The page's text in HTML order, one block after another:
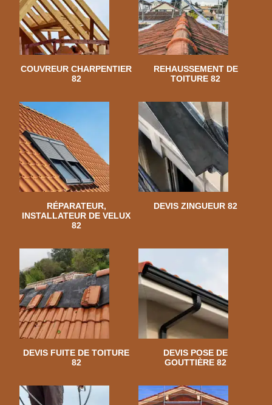
COUVREUR CHARPENTIER
82
REHAUSSEMENT DE
TOITURE 82
RÉPARATEUR,
INSTALLATEUR DE VELUX
82
DEVIS ZINGUEUR 82
DEVIS FUITE DE TOITURE
82
DEVIS POSE DE
GOUTTIÈRE 82